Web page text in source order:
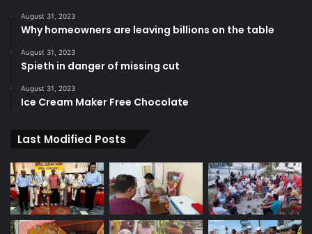
August 31, 2023
Why homeowners are leaving billions on the table
August 31, 2023
Spieth in danger of missing cut
August 31, 2023
Ice Cream Maker Free Chocolate
Last Modified Posts